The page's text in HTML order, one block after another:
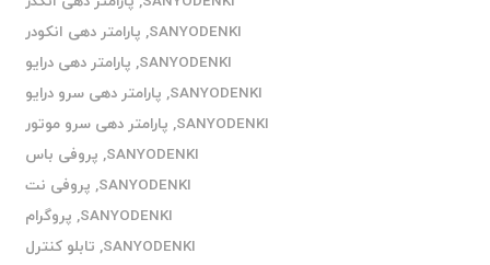
SANYODENKI
, پارامتر دهی انکودر
SANYODENKI
, پارامتر دهی درایو
SANYODENKI
, پارامتر دهی سرو درایو
SANYODENKI
, پارامتر دهی سرو موتور
SANYODENKI
, پروفی باس
SANYODENKI
, پروفی نت
SANYODENKI
, پروگرام
SANYODENKI
, تابلو کنترل